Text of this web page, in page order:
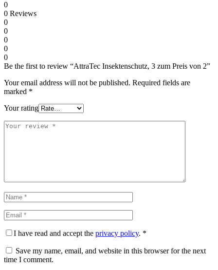
0
0 Reviews
0
0
0
0
0
Be the first to review “AttraTec Insektenschutz, 3 zum Preis von 2”
Your email address will not be published. Required fields are
marked *
Your rating
I have read and accept the privacy policy. *
Save my name, email, and website in this browser for the next
time I comment.